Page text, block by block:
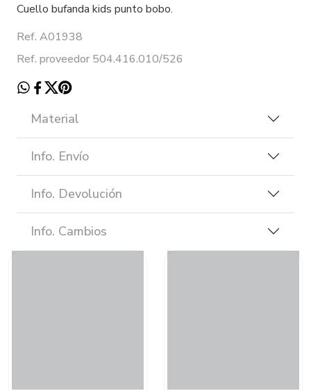
Cuello bufanda kids punto bobo.
Ref. A01938
Ref. proveedor 504.416.010/526
Material
Info. Envío
Info. Devolución
Info. Cambios